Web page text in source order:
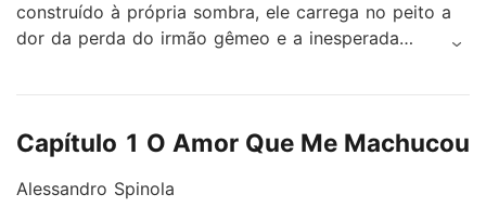
construído à própria sombra, ele carrega no peito a
dor da perda do irmão gêmeo e a inesperada
arrebatador de Nina Sanchez - a melhor amiga de
inquieto e alma marcada por segredos que ninguém
Capítulo 1 O Amor Que Me Machucou
Alessandro Spinola